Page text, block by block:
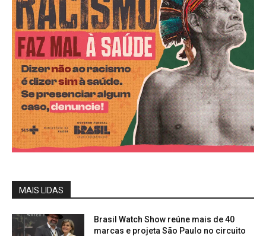
MAIS LIDAS
Brasil Watch Show reúne mais de 40
marcas e projeta São Paulo no circuito